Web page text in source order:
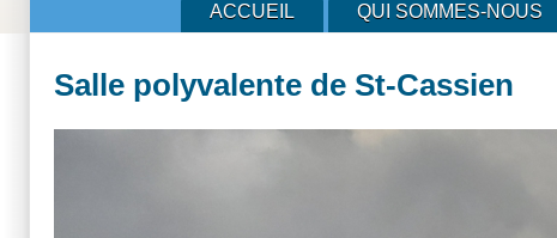
ACCUEIL QUI SOMMES-NOUS
Salle polyvalente de St-Cassien